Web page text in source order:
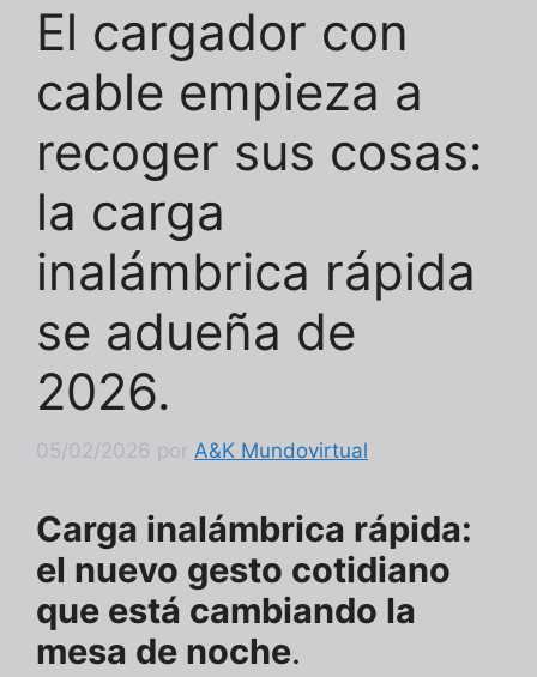
El cargador con
cable empieza a
recoger sus cosas:
la carga
inalámbrica rápida
se adueña de
2026.
05/02/2026 por A&K Mundovirtual
Carga inalámbrica rápida:
el nuevo gesto cotidiano
que está cambiando la
mesa de noche.